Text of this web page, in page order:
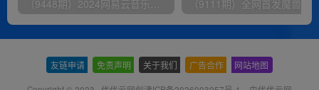
友链申请 免责声明 关于我们 广告合作 网站地图